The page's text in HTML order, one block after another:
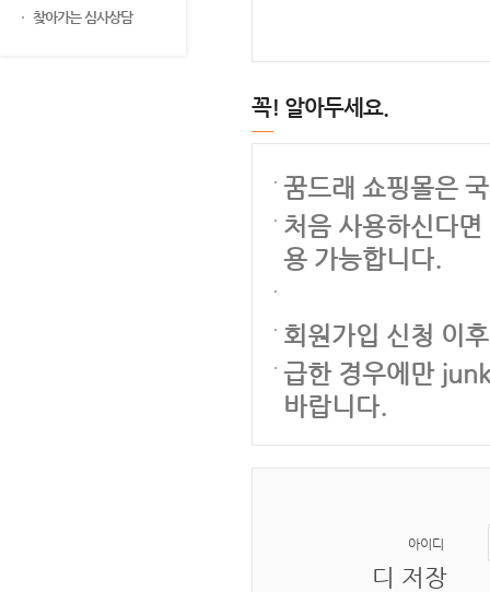
찾아가는 심사상담
꼭! 알아두세요.
꿈드래 쇼핑몰은
처음 사용하신다
용 가능합니다.
회원가입 신청 이
급한 경우에만
바랍니다.
아이디
디 저장